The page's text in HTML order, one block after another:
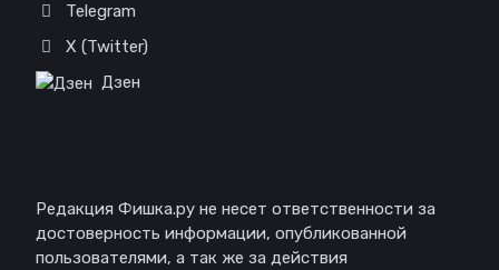
Telegram
X (Twitter)
Дзен
Редакция Фишка.ру не несет ответственности за
достоверность информации, опубликованной
пользователями, а так же за действия